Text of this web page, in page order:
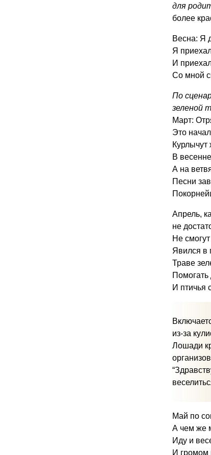
для
более
Весна: Я
Я
И
Со мной
По
зеленой
Март:
Это
Курлычут
В
А на
Песни
Апрель,
не
Не
Явился в
Траве
Помогать
И птичья
из-за
Лошади
Май по
А чем же
Иду и
И громом